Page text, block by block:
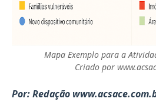
Mapa Exemplo para a
Criado por
Por: Redação